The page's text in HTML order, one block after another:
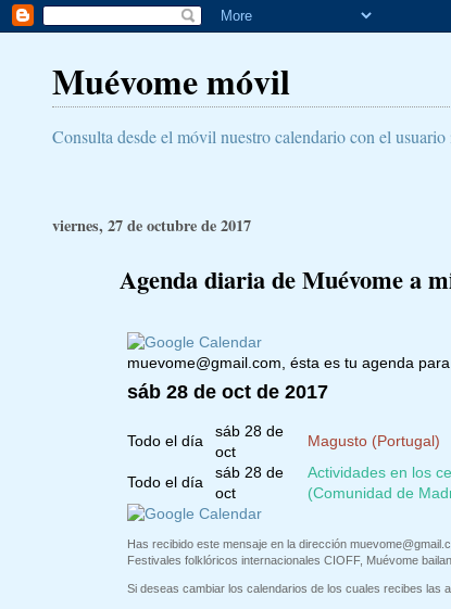
Muévome móvil
Consulta desde el móvil nuestro calendario con el
viernes, 27 de octubre de 2017
Agenda diaria de Muévome a
muevome@gmail.com, ésta es tu agenda
sáb 28 de oct de 2017
Todo el día
sáb 28 de
oct
Magusto (Portugal)
Todo el día
sáb 28 de
oct
Actividades en los
(Comunidad de
Has recibido este mensaje en la dirección
Festivales folklóricos internacionales CIOFF, Muévome
Si deseas cambiar los calendarios de los cuales recibes las